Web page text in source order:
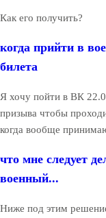
Как его получить?
когда прийти в
билета
Я хочу пойти в ВК
призыва чтобы
когда вообще
что мне следует
военный...
Ниже под этим